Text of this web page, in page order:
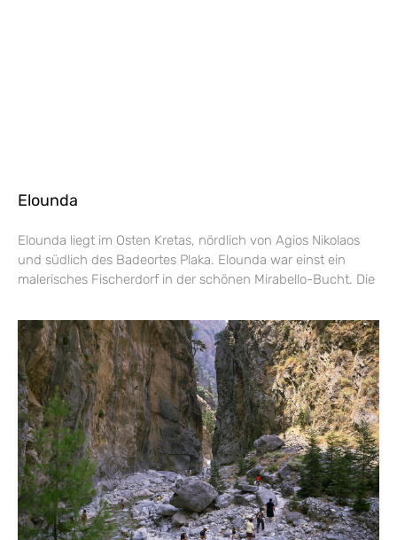
Elounda
Elounda liegt im Osten Kretas, nördlich von Agios Nikolaos
und südlich des Badeortes Plaka. Elounda war einst ein
malerisches Fischerdorf in der schönen Mirabello-Bucht. Die